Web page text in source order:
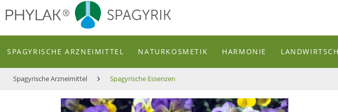
zum Inhalt
SPAGYRISCHE ARZNEIMITTEL NATURKOSMETIK HARMONIE
Spagyrische Arzneimittel Spagyrische Essenzen